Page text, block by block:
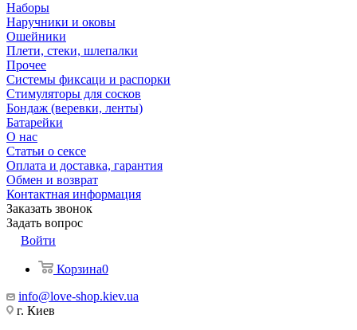
Наборы
Наручники и оковы
Ошейники
Плети, стеки, шлепалки
Прочее
Системы фиксаци и распорки
Стимуляторы для сосков
Бондаж (веревки, ленты)
Батарейки
О нас
Статьи о сексе
Оплата и доставка, гарантия
Обмен и возврат
Контактная информация
Заказать звонок
Задать вопрос
Войти
Корзина0
info@love-shop.kiev.ua
г. Киев